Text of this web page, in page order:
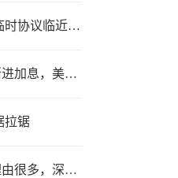
美伊迎来缓和窗口 霍尔木兹临时协议临近落地
美联储卡什卡利发声：主张渐进加息，美联储内部政策分歧
拉锯
非农前黄金暴力拉升：表层理由很多，深层逻辑却让人困惑